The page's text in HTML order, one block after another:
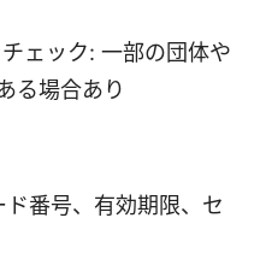
チェック: 一部の団体や
る場合あり
番号、有効期限、セ